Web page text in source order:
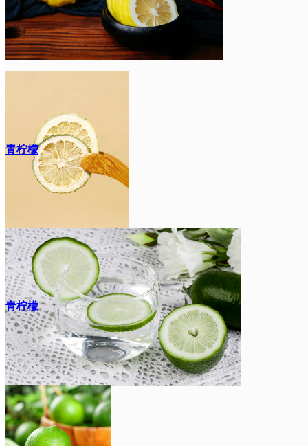
青柠檬
青柠檬